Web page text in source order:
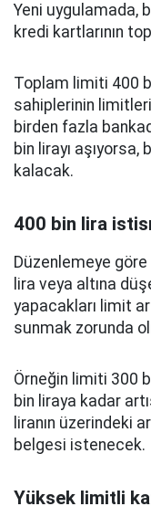
Yeni uygulamada,
kredi kartlarının
Toplam limiti 400
sahiplerinin
birden fazla
bin lirayı aşıyorsa,
kalacak.
400 bin lira
Düzenlemeye
lira veya altına
yapacakları limit
sunmak zorunda
Örneğin limiti 300
bin liraya kadar
liranın üzerindeki
belgesi istenecek.
Yüksek limitli